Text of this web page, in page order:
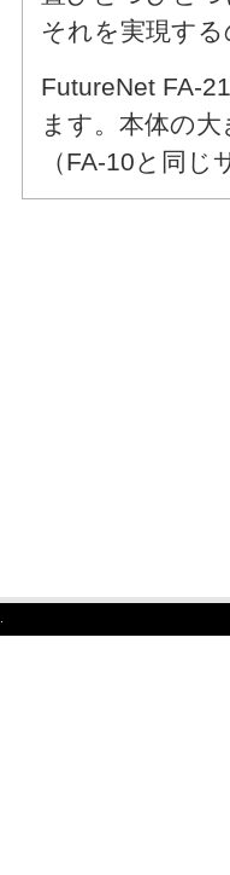
それを実現す
FutureNet FA-
ます。本体の
（FA-10と同